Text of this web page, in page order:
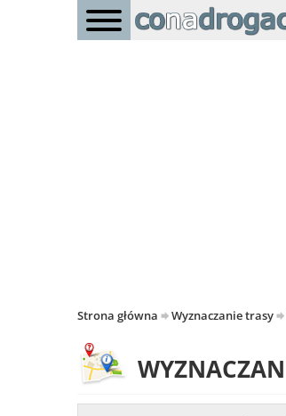
Strona główna Wyznaczanie trasy